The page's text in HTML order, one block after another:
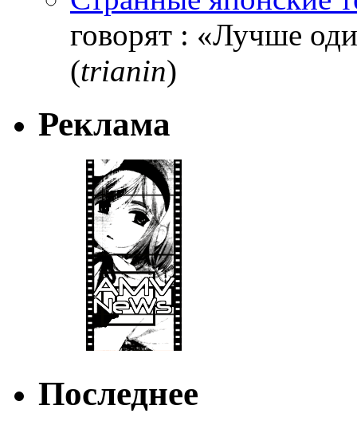
говорят : «Лучше
(trianin)
Реклама
Последнее